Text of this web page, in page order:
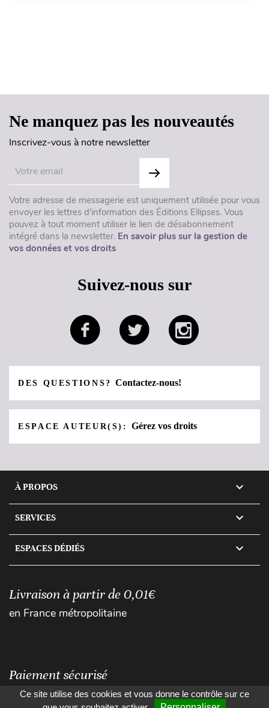
Ne manquez pas les nouveautés
Inscrivez-vous à notre newsletter
Votre adresse de messagerie est uniquement utilisée pour vous
envoyer les lettres d'information des Éditions Ellipses. Vous
pouvez à tout moment utiliser le lien de désabonnement
intégré dans la newsletter. En savoir plus sur la gestion de
vos données et vos droits
Suivez-nous sur
DES QUESTIONS?Contactez-nous!
ESPACE AUTEUR(S):Gérez vos droits
À PROPOS 
SERVICES 
ESPACES DÉDIÉS 
Livraison à partir de 0,01€
en France métropolitaine
Paiement sécurisé
Ce site utilise des cookies et vous donne le contrôle sur ce